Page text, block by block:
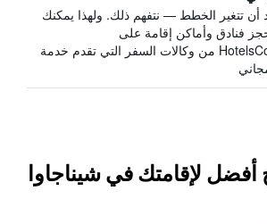
أن تتغير الخطط — نتفهم ذلك. ولهذا يمكنك
فنادق وأماكن إقامة على
HotelsCombined من وكالات السفر التي تقدم خدمة
أفضل لإقامتك في شيناجاوا